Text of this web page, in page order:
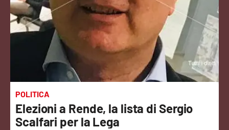
Sanità
Cultura
Podcast
Meteo
POLITICA
Elezioni a Rende, la lista di Sergio
Scalfari per la Lega